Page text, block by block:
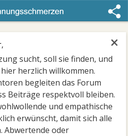
×
,
sucht, soll sie finden, und
herzlich willkommen.
begleiten das Forum
Beiträge respektvoll bleiben.
und empathische
erwünscht, damit sich alle
Abwertende oder